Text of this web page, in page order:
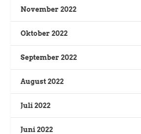
November 2022
Oktober 2022
September 2022
August 2022
Juli 2022
Juni 2022